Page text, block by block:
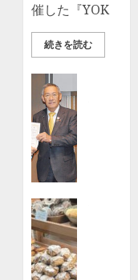
催した『YOK
続きを読む